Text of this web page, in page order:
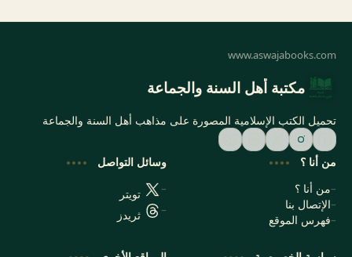
مكتبة أهل السنة والجماعة
تحميل الكتب الإسلامية المصورة على مذاهب أهل السنة والجماعة
من أنا ؟
من أنا ؟
الإتصال بنا
فهرس الموقع
وسائل التواصل
تويتر
ثريدز